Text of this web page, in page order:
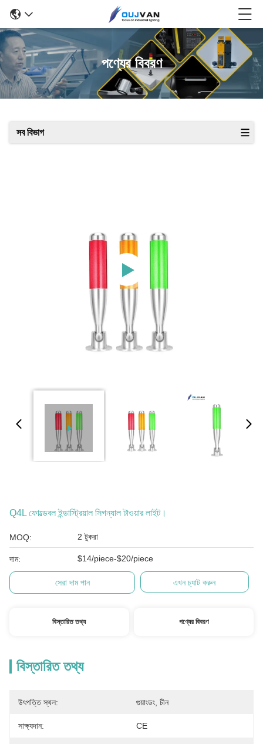
পণ্যের বিবরণ
সব বিভাগ
Q4L ফোল্ডেবল ইন্ডাস্ট্রিয়াল সিগন্যাল টাওয়ার লাইট।
MOQ: 2 টুকরা
দাম: $14/piece-$20/piece
সেরা দাম পান এখন চ্যাট করুন
বিস্তারিত তথ্য পণ্যের বিবরণ
বিস্তারিত তথ্য
উৎপত্তি স্থল: গুয়াংডং, চীন
সাক্ষ্যদান: CE